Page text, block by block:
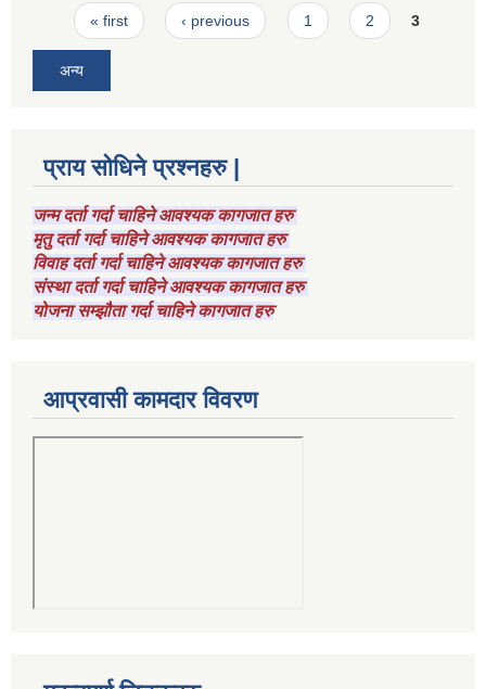
Pages
« first ‹ previous 1 2 3
अन्य
प्राय सोधिने प्रश्नहरु |
जन्म दर्ता गर्दा चाहिने आवश्यक कागजात हरु
मृतु दर्ता गर्दा चाहिने आवश्यक कागजात हरु
विवाह दर्ता गर्दा चाहिने आवश्यक कागजात हरु
संस्था दर्ता गर्दा चाहिने आवश्यक कागजात हरु
योजना सम्झौता गर्दा चाहिने कागजात हरु
आप्रवासी कामदार विवरण